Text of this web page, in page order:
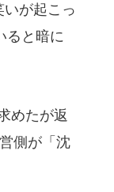
が起こっ
ると暗に
めたが返
側が「沈